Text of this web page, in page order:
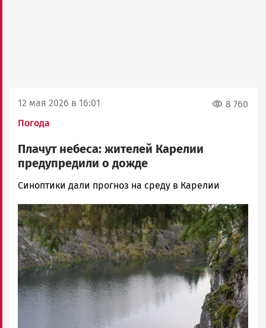
12 мая 2026 в 16:01
Погода
8 760
Плачут небеса: жителей Карелии
предупредили о дожде
Арина
Новости
Петрозаводска
и
Карелии
|
Петрозаводск
ГОВОРИТ
Синоптики дали прогноз на среду в Карелии
Image